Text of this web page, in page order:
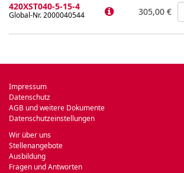
420XST040-5-15-4
Global-Nr. 2000040544 305,00 €
Impressum
Datenschutz
AGB und weitere Dokumente
Datenschutzeinstellungen
Wir über uns
Stellenangebote
Ausbildung
Fragen und Antworten